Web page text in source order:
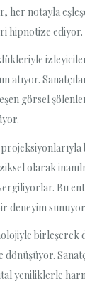
her notayla
hipnotize ediyor.
atıyor.
görsel
olarak
Bu
deneyim
birleşerek
yeniliklerle